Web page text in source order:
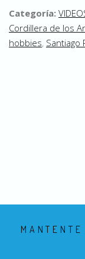
Categoría:
Cordillera de los
hobbies, Santiago